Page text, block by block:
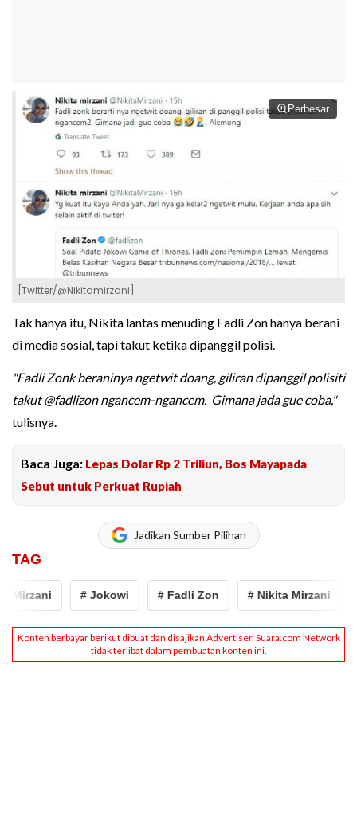
Perbesar
[Twitter/@Nikitamirzani]
Tak hanya itu, Nikita lantas menuding Fadli Zon hanya berani
di media sosial, tapi takut ketika dipanggil polisi.
"Fadli Zonk beraninya ngetwit doang, giliran dipanggil polisiti
takut @fadlizon ngancem-ngancem. Gimana jada gue coba,"
tulisnya.
Baca Juga: Lepas Dolar Rp 2 Triliun, Bos Mayapada
Sebut untuk Perkuat Rupiah
Jadikan Sumber Pilihan
TAG
Mirzani # Jokowi # Fadli Zon # Nikita Mirzani